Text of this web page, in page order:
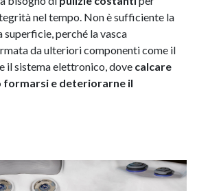
nel tempo. Non è sufficiente la
superficie, perché la vasca
da ulteriori componenti come il
il sistema elettronico, dove calcare
formarsi e deteriorarne il